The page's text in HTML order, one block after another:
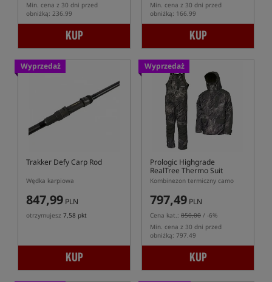
Min. cena z 30 dni przed
obniżką: 236.99
KUP
Min. cena z 30 dni przed
obniżką: 166.99
KUP
Wyprzedaż
Trakker Defy Carp Rod
Wędka karpiowa
847,99 PLN
otrzymujesz 7,58 pkt
KUP
Wyprzedaż
Prologic Highgrade
RealTree Thermo Suit
Kombinezon termiczny camo
797,49 PLN
Cena kat.: 850,00 / -6%
Min. cena z 30 dni przed
obniżką: 797.49
KUP